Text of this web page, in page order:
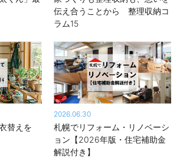
伝え合うことから 整理収納コ
ラム15
替えを
2026.06.30
札幌でリフォーム・リノベーシ
ョン【2026年版・住宅補助金
解説付き】